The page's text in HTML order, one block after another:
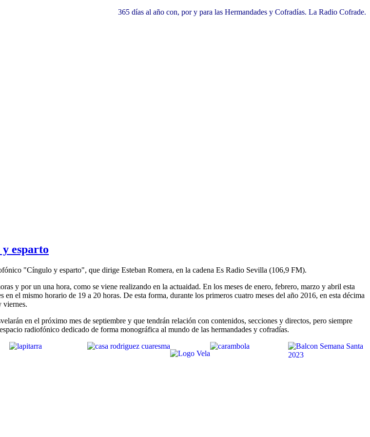
365 días al año con, por y para las Hermandades y Cofradías. La Radio Cofrade.
esparto
"Cíngulo y esparto", que dirige Esteban Romera, en la cadena Es Radio Sevilla (106,9 FM).
y por un una hora, como se viene realizando en la actuaidad. En los meses de enero, febrero, marzo y abril esta
el mismo horario de 19 a 20 horas. De esta forma, durante los primeros cuatro meses del año 2016, en esta décima
viernes.
en el próximo mes de septiembre y que tendrán relación con contenidos, secciones y directos, pero siempre
radiofónico dedicado de forma monográfica al mundo de las hermandades y cofradías.